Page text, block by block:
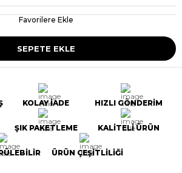
Favorilere Ekle
KOLAY İADE HIZLI GÖNDERİM
ŞIK PAKETLEME KALİTELİ ÜRÜN
ÜRÜN ÇEŞİTLİLİĞİ